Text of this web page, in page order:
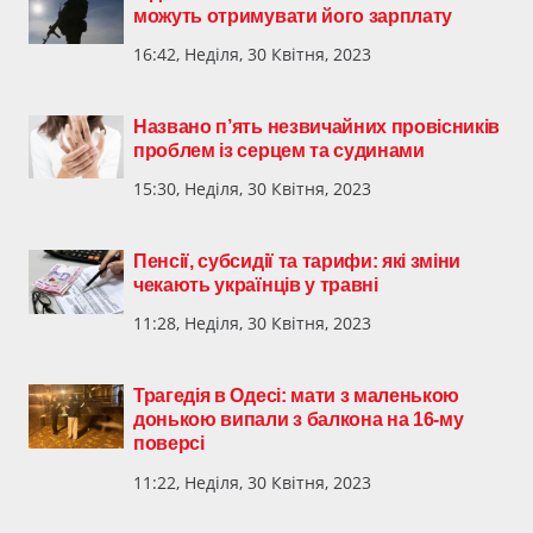
можуть отримувати його зарплату
16:42, Неділя, 30 Квітня, 2023
Названо п’ять незвичайних провісників
проблем із серцем та судинами
15:30, Неділя, 30 Квітня, 2023
Пенсії, субсидії та тарифи: які зміни
чекають українців у травні
11:28, Неділя, 30 Квітня, 2023
Трагедія в Одесі: мати з маленькою
донькою випали з балкона на 16-му
поверсі
11:22, Неділя, 30 Квітня, 2023